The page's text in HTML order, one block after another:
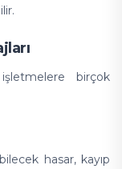
birçok
hasar, kayıp